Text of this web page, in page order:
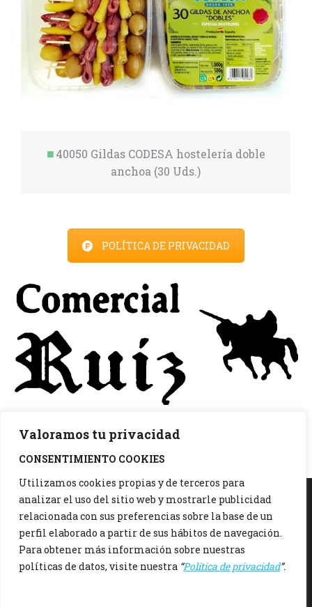
Valoramos tu privacidad
CONSENTIMIENTO COOKIES
Utilizamos cookies propias y de terceros para
analizar el uso del sitio web y mostrarle publicidad
relacionada con sus preferencias sobre la base de un
perfil elaborado a partir de sus hábitos de navegación.
Para obtener más información sobre nuestras
políticas de datos, visite nuestra “Política de privacidad”.
40050 Gildas CODESA hostelería doble
anchoa (30 Uds.)
POLÍTICA DE PRIVACIDAD
942 37 15 06
Polígono Otero C/ Otero Nave 3, 39608 Igollo, Cantabria
De Lunes a Viernes, de 8:00 a 12:00h y de 16:00 a 20:00h